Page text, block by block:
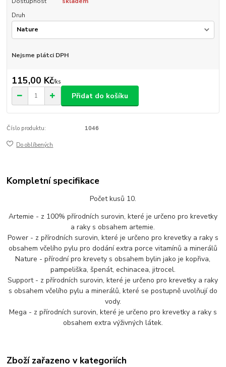
Druh
Nejsme plátci DPH
115,00 Kč/ks
Přidat do košíku
Číslo produktu: 1046
Do oblíbených
Kompletní specifikace
Počet kusů 10.
Artemie - z 100% přírodních surovin, které je určeno pro krevetky
a raky s obsahem artemie.
Power - z přírodních surovin, které je určeno pro krevetky a raky s
obsahem včelího pylu pro dodání extra porce vitamínů a minerálů
Nature - přírodní pro krevety s obsahem bylin jako je kopřiva,
pampeliška, špenát, echinacea, jitrocel.
Support - z přírodních surovin, které je určeno pro krevetky a raky
s obsahem včelího pylu a minerálů, které se postupně uvolňují do
vody.
Mega - z přírodních surovin, které je určeno pro krevetky a raky s
obsahem extra výživných látek.
Zboží zařazeno v kategoriích